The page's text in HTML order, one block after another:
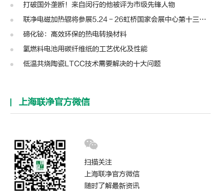
打破国外垄断！来自闵行的他被评为市级先锋人物
联净电磁加热辊将参展5.24－26虹桥国家会展中心第十三届模切展
碲化铋：高效环保的热电转换材料
氢燃料电池用碳纤维纸的工艺优化及性能
低温共烧陶瓷LTCC技术需要解决的十大问题
上海联净官方微信
扫描关注
上海联净官方微信
随时了解最新资讯